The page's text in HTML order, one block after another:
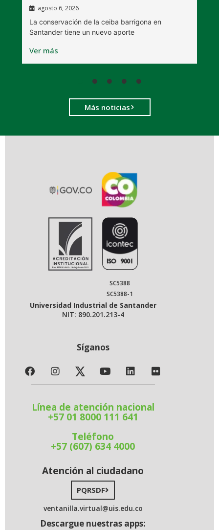
agosto 6, 2026
La conservación de la ceiba barrigona en
Santander tiene un nuevo aporte
Ver más
Más noticias